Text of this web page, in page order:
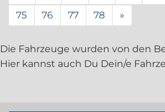
75
76 77 78 »
Die Fahrzeuge wurden von den
Hier kannst auch Du Dein/e